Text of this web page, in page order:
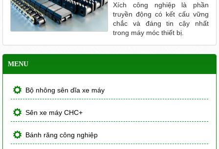
Xích công nghiệp là phần
truyền động có kết cấu vững
chắc và đáng tin cậy nhất
trong máy móc thiết bị.
MENU
Bộ nhông sên dĩa xe máy
Sên xe máy CHC+
Bánh răng công nghiệp